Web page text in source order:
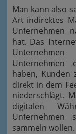
Man kann also
Art indirektes
Unternehmen
hat. Das
Unternehmen
haben, Kunden
direkt in dem
niederschlägt.
digitalen
Unternehmen
sammeln wollen.